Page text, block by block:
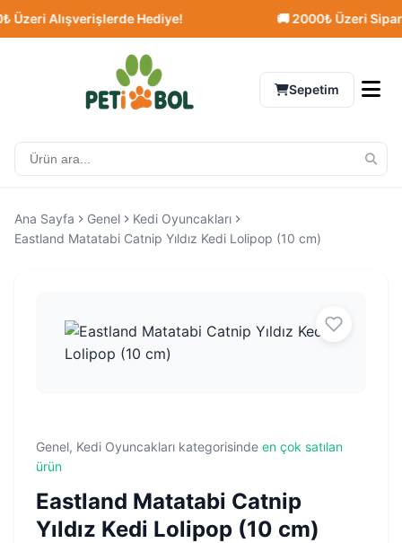
Alışverişlerde Hediye! 🚚 2000₺ Üzeri
Sepetim
Ana Sayfa Genel
Kedi Oyuncakları
Eastland Matatabi Catnip Yıldız Kedi Lolipop (10 cm)
Genel, Kedi Oyuncakları kategorisinde en çok satılan
ürün
Eastland Matatabi Catnip
Yıldız Kedi Lolipop (10 cm)